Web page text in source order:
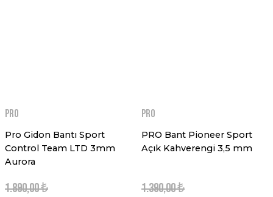
PRO
Pro Gidon Bantı Sport
Control Team LTD 3mm
Aurora
1.890,00 ₺
PRO
PRO Bant Pioneer Sport
Açık Kahverengi 3,5 mm
1.390,00 ₺